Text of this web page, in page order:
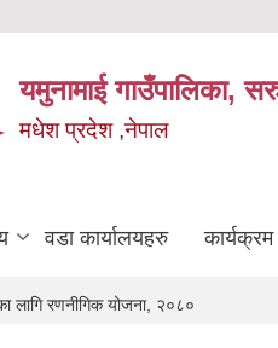
यमुनामाई गाउँपालिका,
मधेश प्रदेश ,नेपाल
वडा कार्यालयहरु
लागि रणनीगिक योजना, २०८०